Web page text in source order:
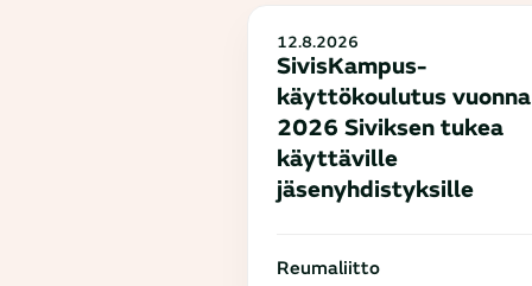
12.8.2026
SivisKampus-
käyttökoulutus vuonna
2026 Siviksen tukea
käyttäville
jäsenyhdistyksille
Reumaliitto